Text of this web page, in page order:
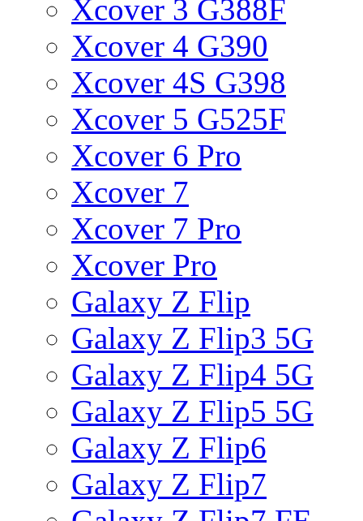
Xcover 3 G388F
Xcover 4 G390
Xcover 4S G398
Xcover 5 G525F
Xcover 6 Pro
Xcover 7
Xcover 7 Pro
Xcover Pro
Galaxy Z Flip
Galaxy Z Flip3 5G
Galaxy Z Flip4 5G
Galaxy Z Flip5 5G
Galaxy Z Flip6
Galaxy Z Flip7